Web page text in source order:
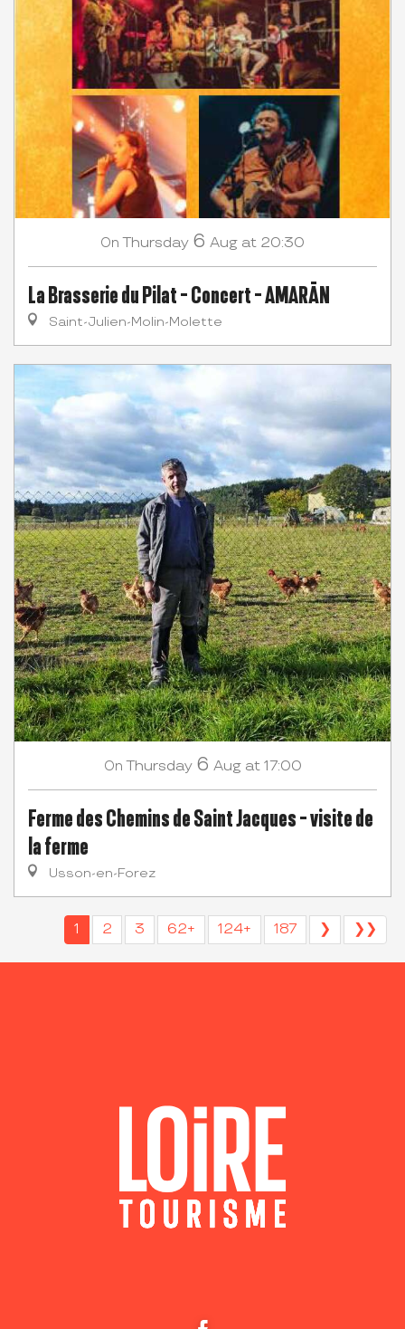
On Thursday 6 Aug at 20:30
La Brasserie du Pilat - Concert - AMARĀN
Saint-Julien-Molin-Molette
On Thursday 6 Aug at 17:00
Ferme des Chemins de Saint Jacques - visite de
la ferme
Usson-en-Forez
1 2 3 62+ 124+ 187 ❯ ❯❯